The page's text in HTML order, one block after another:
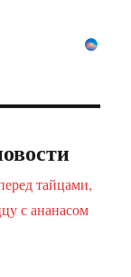
тайцами,
с ананасом